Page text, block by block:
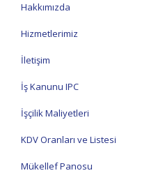
Hakkımızda
Hizmetlerimiz
İletişim
İş Kanunu IPC
İşçilik Maliyetleri
KDV Oranları ve Listesi
Mükellef Panosu